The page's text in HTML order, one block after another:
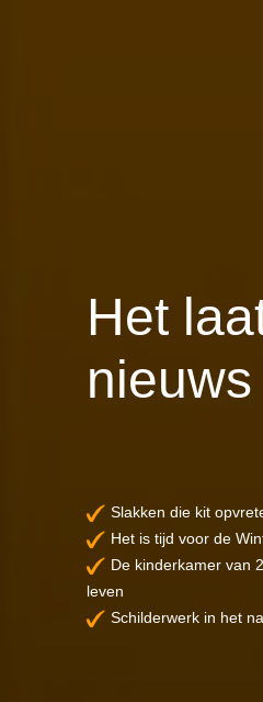
Het
nieuws
Slakken die kit
Het is tijd voor de
De kinderkamer van
leven
Schilderwerk in het